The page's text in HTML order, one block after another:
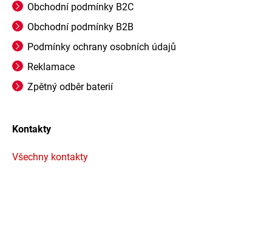
Obchodní podmínky B2C
Obchodní podmínky B2B
Podmínky ochrany osobních údajů
Reklamace
Zpětný odběr baterií
Kontakty
Všechny kontakty